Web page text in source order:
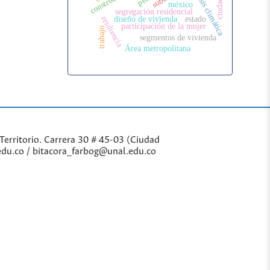
diseño de vivienda
participación de la mujercrisis climática
resiliencia segmentos de vivienda
segregación residencial
méxico
estado
Área metropolitana
trabajo
ciudad
Carrera 30 # 45-03 (Ciudad
/ bitacora_farbog@unal.edu.co